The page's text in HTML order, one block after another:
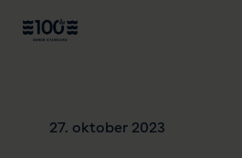
27. oktober 2023